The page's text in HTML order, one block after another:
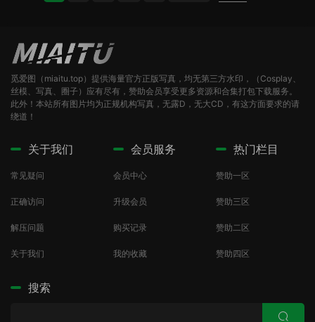
觅爱图（miaitu.top）提供海量官方正版写真，均无第三方水印，（Cosplay、
丝模、写真、圈子）应有尽有，赞助会员享受更多资源和合集打包下载服务。
此外！本站所有图片均为正规机构写真，无露D，无大CD，有这方面要求的请
绕道！
关于我们
常见疑问
正确访问
解压问题
关于我们
会员服务
会员中心
升级会员
购买记录
我的收藏
热门栏目
赞助一区
赞助三区
赞助二区
赞助四区
搜索